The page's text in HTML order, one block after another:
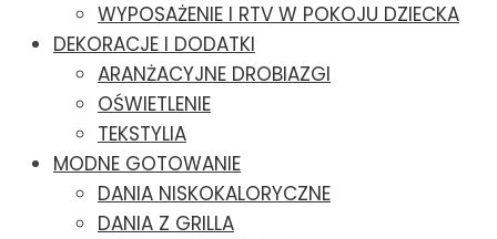
WYPOSAŻENIE I RTV W POKOJU DZIECKA
DEKORACJE I DODATKI
ARANŻACYJNE DROBIAZGI
OŚWIETLENIE
TEKSTYLIA
MODNE GOTOWANIE
DANIA NISKOKALORYCZNE
DANIA Z GRILLA